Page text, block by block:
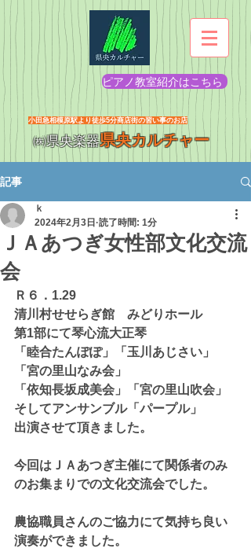
ピアノ教室紹介はこちら
​小田急相模原駅より徒歩5分商店街の習い事のお店
㈱県央楽器県央カルチャー
記事
ＪＡあつぎ女性部文化交流
会
ｋ
2024年2月3日 読了時間: 1分
Ｒ６．1.29
清川村せせらぎ館　みどりホール
第1部にて琴心流大正琴
「睦合たんぽぽ」「玉川あじさい」
「宮の里山なみ会」
「依知長坂成美会」「宮の里山吹会」
そしてアンサンブル「パープル」
出演させて頂きました。
今回はＪＡあつぎ主催にて関係者のみ
のお集まりでの文化交流会でした。
農協職員さんのご協力にて気持ち良い
演奏ができました。